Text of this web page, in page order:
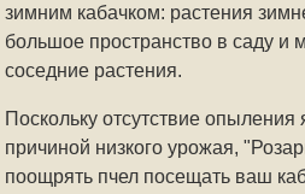
зимним кабачком: растения
большое пространство в саду и
соседние растения.
Поскольку отсутствие опыления
причиной низкого урожая,
поощрять пчел посещать ваш